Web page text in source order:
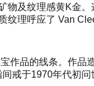
物及纹理感黄K金
纹理呼应了 Van
作品的线条。作
戒于1970年代初